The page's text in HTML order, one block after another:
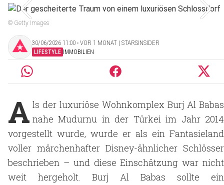
© Getty Images
30/06/2026 11:00 ‧ VOR 1 MONAT | STARSINSIDER
LIFESTYLE IMMOBILIEN
A ls der luxuriöse Wohnkomplex Burj Al Babas
nahe Mudurnu in der Türkei im Jahr 2014
vorgestellt wurde, wurde er als ein Fantasieland
voller märchenhafter Disney-ähnlicher Schlösser
beschrieben – und diese Einschätzung war nicht
weit hergeholt. Burj Al Babas sollte ein